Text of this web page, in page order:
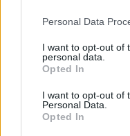
Personal Data
I want to opt-out of
personal data.
Opted In
I want to opt-out of
Personal Data.
Opted In
Fondo di
320.000 euro
Bando per
di lavoro